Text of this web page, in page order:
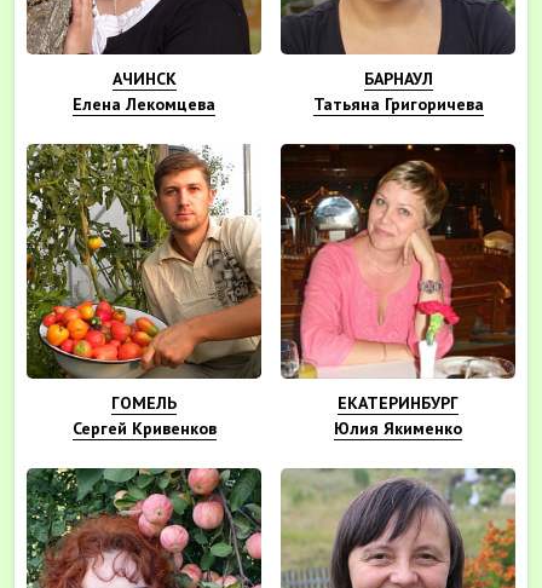
АЧИНСК
Елена Лекомцева
БАРНАУЛ
Татьяна Григоричева
ГОМЕЛЬ
Сергей Кривенков
ЕКАТЕРИНБУРГ
Юлия Якименко